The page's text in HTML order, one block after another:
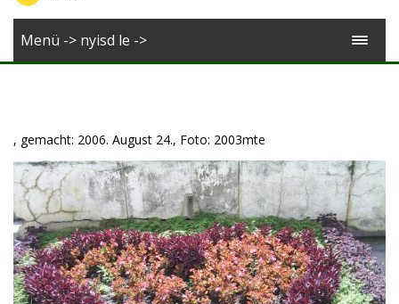
English
Menü -> nyisd le ->
, gemacht: 2006. August 24., Foto: 2003mte